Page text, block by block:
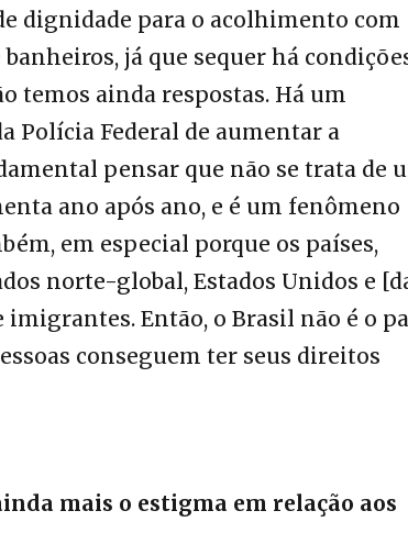
dignidade para o acolhimento com
já que sequer há
temos ainda respostas. Há um
Polícia Federal de aumentar a
pensar que não se trata de
ano após ano, e é um fenômeno
em especial porque os países,
norte-global, Estados Unidos e
Então, o Brasil não é o
conseguem ter seus direitos
mais o estigma em relação aos